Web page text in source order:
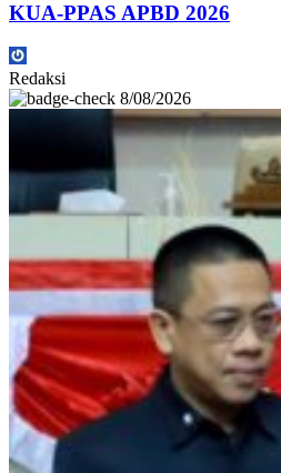
KUA-PPAS APBD 2026
Redaksi
8/08/2026